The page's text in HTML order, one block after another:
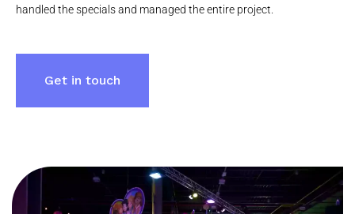
handled the specials and managed the entire project.
Get in touch